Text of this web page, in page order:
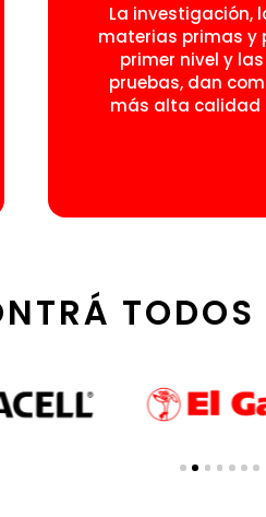
La investigación,
materias primas y
primer nivel y
pruebas, dan
más alta calidad